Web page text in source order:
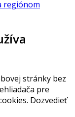
regiónom
stránky bez
pre
Dozvedieť